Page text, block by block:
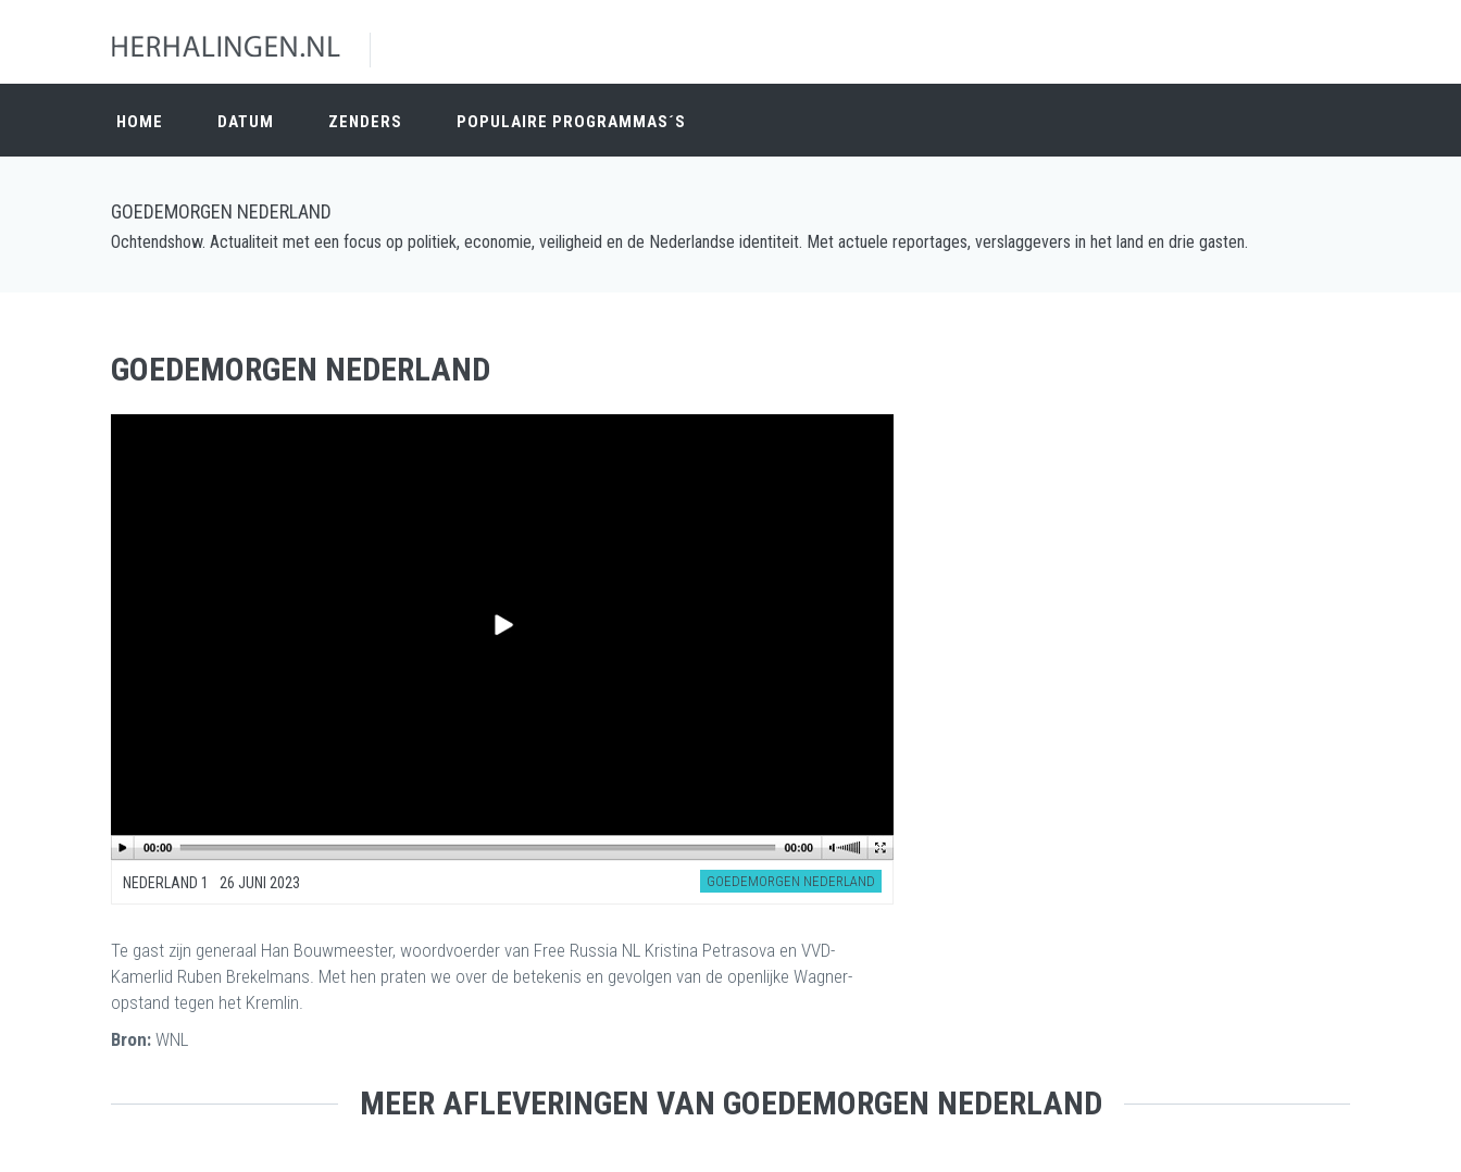
HOME DATUM ZENDERS POPULAIRE PROGRAMMAS´S
GOEDEMORGEN NEDERLAND
Ochtendshow. Actualiteit met een focus op politiek, economie, veiligheid en de Nederlandse identiteit. Met actuele reportages, verslaggevers in het land en drie gasten.
GOEDEMORGEN NEDERLAND
NEDERLAND 1 26 JUNI 2023 GOEDEMORGEN NEDERLAND
Te gast zijn generaal Han Bouwmeester, woordvoerder van Free Russia NL Kristina Petrasova en VVD-
Kamerlid Ruben Brekelmans. Met hen praten we over de betekenis en gevolgen van de openlijke Wagner-
opstand tegen het Kremlin.
Bron: WNL
MEER AFLEVERINGEN VAN GOEDEMORGEN NEDERLAND